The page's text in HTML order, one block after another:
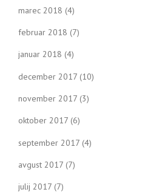
marec 2018 (4)
februar 2018 (7)
januar 2018 (4)
december 2017 (10)
november 2017 (3)
oktober 2017 (6)
september 2017 (4)
avgust 2017 (7)
julij 2017 (7)